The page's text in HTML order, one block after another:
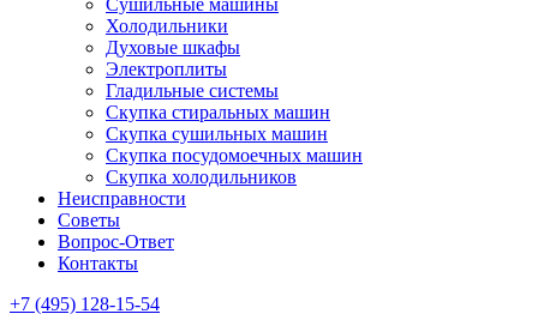
Сушильные машины
Холодильники
Духовые шкафы
Электроплиты
Гладильные системы
Скупка стиральных машин
Скупка сушильных машин
Скупка посудомоечных машин
Скупка холодильников
Неисправности
Советы
Вопрос-Ответ
Контакты
+7 (495) 128-15-54